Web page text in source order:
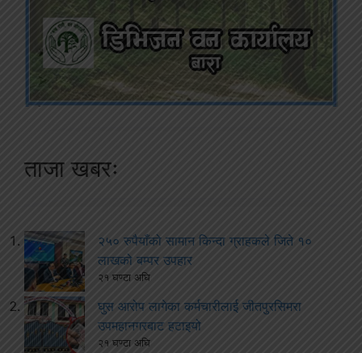
ताजा खबरः
२५० रुपैयाँको सामान किन्दा ग्राहकले जिते १०
लाखको बम्पर उपहार
२१ घण्टा अघि
घुस आरोप लागेका कर्मचारीलाई जीतपुरसिमरा
उपमहानगरबाट हटाइयो
२१ घण्टा अघि